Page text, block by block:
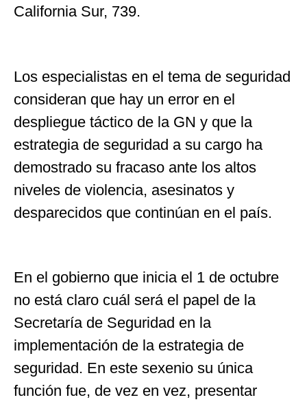
California Sur, 739.
Los especialistas en el tema de seguridad
consideran que hay un error en el
despliegue táctico de la GN y que la
estrategia de seguridad a su cargo ha
demostrado su fracaso ante los altos
niveles de violencia, asesinatos y
desparecidos que continúan en el país.
En el gobierno que inicia el 1 de octubre
no está claro cuál será el papel de la
Secretaría de Seguridad en la
implementación de la estrategia de
seguridad. En este sexenio su única
función fue, de vez en vez, presentar